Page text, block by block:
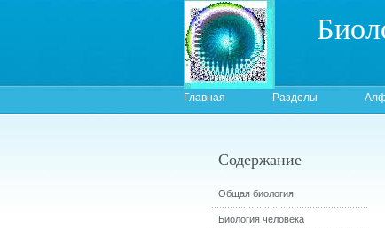
Главная Разделы
Содержание
Общая биология
Биология человека